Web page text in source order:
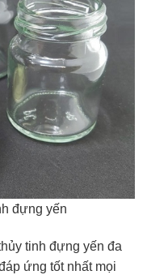
đựng yến
tinh đựng yến đa
ứng tốt nhất mọi